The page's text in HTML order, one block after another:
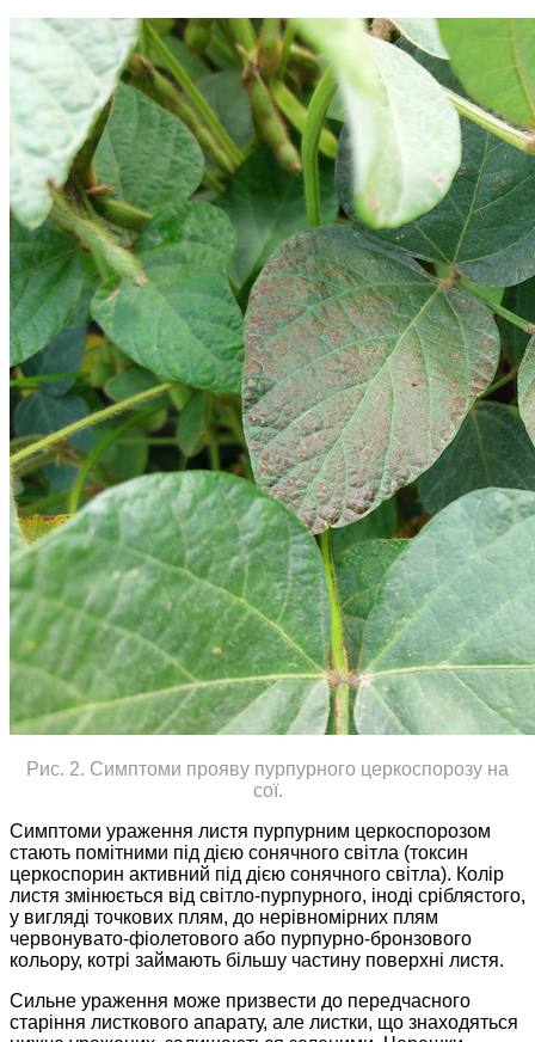
Рис. 2. Симптоми прояву пурпурного церкоспорозу на
сої.
Симптоми ураження листя пурпурним церкоспорозом
стають помітними під дією сонячного світла (токсин
церкоспорин активний під дією сонячного світла). Колір
листя змінюється від світло-пурпурного, іноді сріблястого,
у вигляді точкових плям, до нерівномірних плям
червонувато-фіолетового або пурпурно-бронзового
кольору, котрі займають більшу частину поверхні листя.
Сильне ураження може призвести до передчасного
старіння листкового апарату, але листки, що знаходяться